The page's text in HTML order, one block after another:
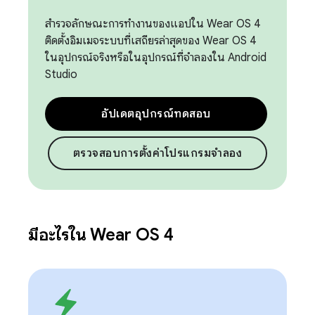
สำรวจลักษณะการทำงานของแอปใน Wear OS 4
ติดตั้งอิมเมจระบบที่เสถียรล่าสุดของ Wear OS 4
ในอุปกรณ์จริงหรือในอุปกรณ์ที่จำลองใน Android
Studio
อัปเดตอุปกรณ์ทดสอบ
ตรวจสอบการตั้งค่าโปรแกรมจำลอง
มีอะไรใน Wear OS 4